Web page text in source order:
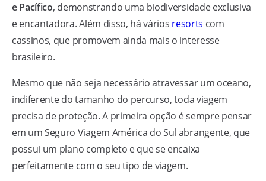
e Pacífico, demonstrando uma biodiversidade exclusiva
e encantadora. Além disso, há vários resorts com
cassinos, que promovem ainda mais o interesse
brasileiro.
Mesmo que não seja necessário atravessar um oceano,
indiferente do tamanho do percurso, toda viagem
precisa de proteção. A primeira opção é sempre pensar
em um Seguro Viagem América do Sul abrangente, que
possui um plano completo e que se encaixa
perfeitamente com o seu tipo de viagem.